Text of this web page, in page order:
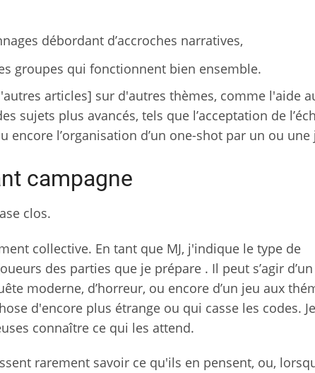
débordant d’accroches narratives,
groupes qui fonctionnent bien ensemble.
articles] sur d'autres thèmes, comme l'aide
sujets plus avancés, tels que l’acceptation de
encore l’organisation d’un one-shot par un ou une
campagne
clos.
collective. En tant que MJ, j'indique le type de
des parties que je prépare . Il peut s’agir
moderne, d’horreur, ou encore d’un jeu aux
d'encore plus étrange ou qui casse les codes.
connaître ce qui les attend.
rarement savoir ce qu'ils en pensent, ou,